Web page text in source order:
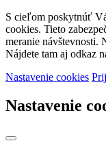
S cieľom poskytnúť
cookies. Tieto
meranie návštevnosti.
Nájdete tam aj odkaz
Nastavenie cookies
Nastavenie